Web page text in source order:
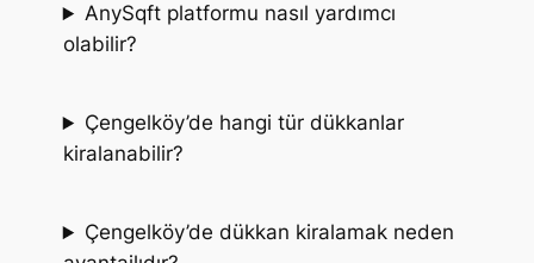
AnySqft platformu nasıl yardımcı
olabilir?
Çengelköy’de hangi tür dükkanlar
kiralanabilir?
Çengelköy’de dükkan kiralamak neden